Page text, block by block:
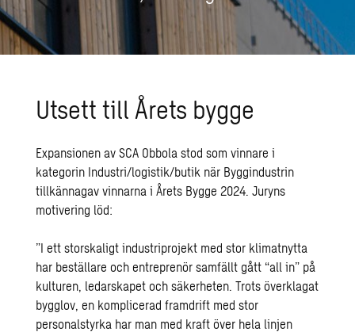
Utsett till Årets bygge
Expansionen av SCA Obbola stod som vinnare i
kategorin Industri/logistik/butik när Byggindustrin
tillkännagav vinnarna i Årets Bygge 2024. Juryns
motivering löd:
”I ett storskaligt industriprojekt med stor klimatnytta
har beställare och entreprenör samfällt gått “all in” på
kulturen, ledarskapet och säkerheten. Trots överklagat
bygglov, en komplicerad framdrift med stor
personalstyrka har man med kraft över hela linjen